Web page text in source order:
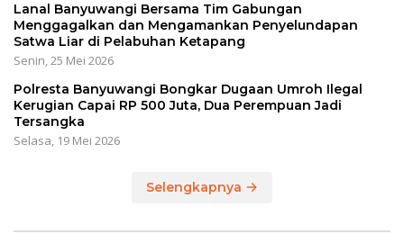
Lanal Banyuwangi Bersama Tim Gabungan
Menggagalkan dan Mengamankan Penyelundapan
Satwa Liar di Pelabuhan Ketapang
Senin, 25 Mei 2026
Polresta Banyuwangi Bongkar Dugaan Umroh Ilegal
Kerugian Capai RP 500 Juta, Dua Perempuan Jadi
Tersangka
Selasa, 19 Mei 2026
Selengkapnya